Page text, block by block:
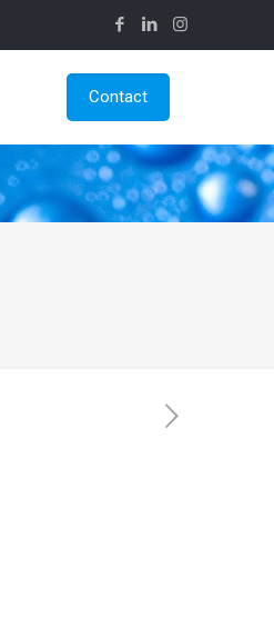
Contact